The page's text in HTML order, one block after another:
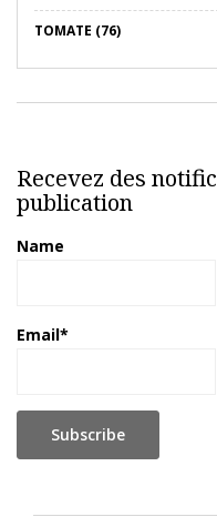
TOMATE (76)
Recevez des
publication
Name
Email*